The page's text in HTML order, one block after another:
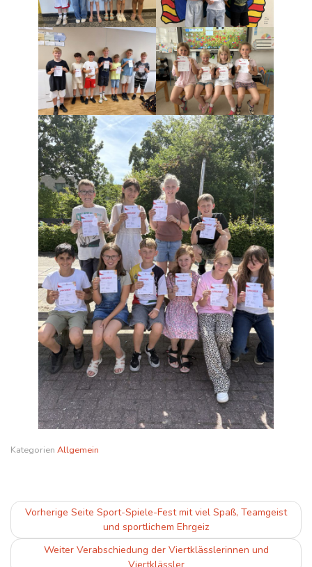
Kategorien Allgemein
Beitragsnavigation
Vorherige Seite Previous
post:
Sport-Spiele-Fest mit viel Spaß, Teamgeist
und sportlichem Ehrgeiz
Weiter Next
Verabschiedung der Viertklässlerinnen und